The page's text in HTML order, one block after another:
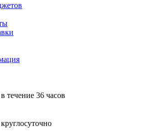
течение 36 часов